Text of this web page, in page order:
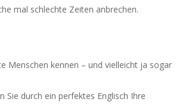
mal schlechte Zeiten anbrechen.
Menschen kennen – und vielleicht ja sogar
Sie durch ein perfektes Englisch Ihre